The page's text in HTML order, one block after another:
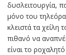
δυσλειτουργία,
μόνο του
κλειστά τα χείλη
πιθανό να
είναι το